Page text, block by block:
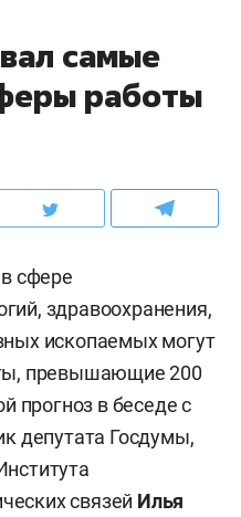
самые
работы
сфере
здравоохранения,
ископаемых могут
превышающие 200
прогноз в беседе с
депутата Госдумы,
связей Илья